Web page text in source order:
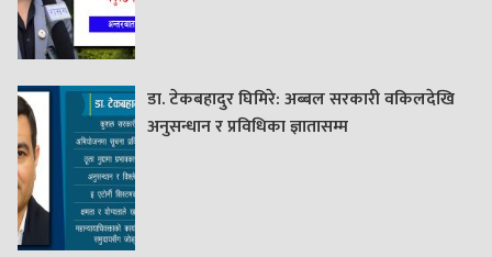
डा. टेकबहादुर घिमिरे: अब्बल सरकारी वकिलदेखि
अनुसन्धान र प्रविधिका ज्ञातासम्म